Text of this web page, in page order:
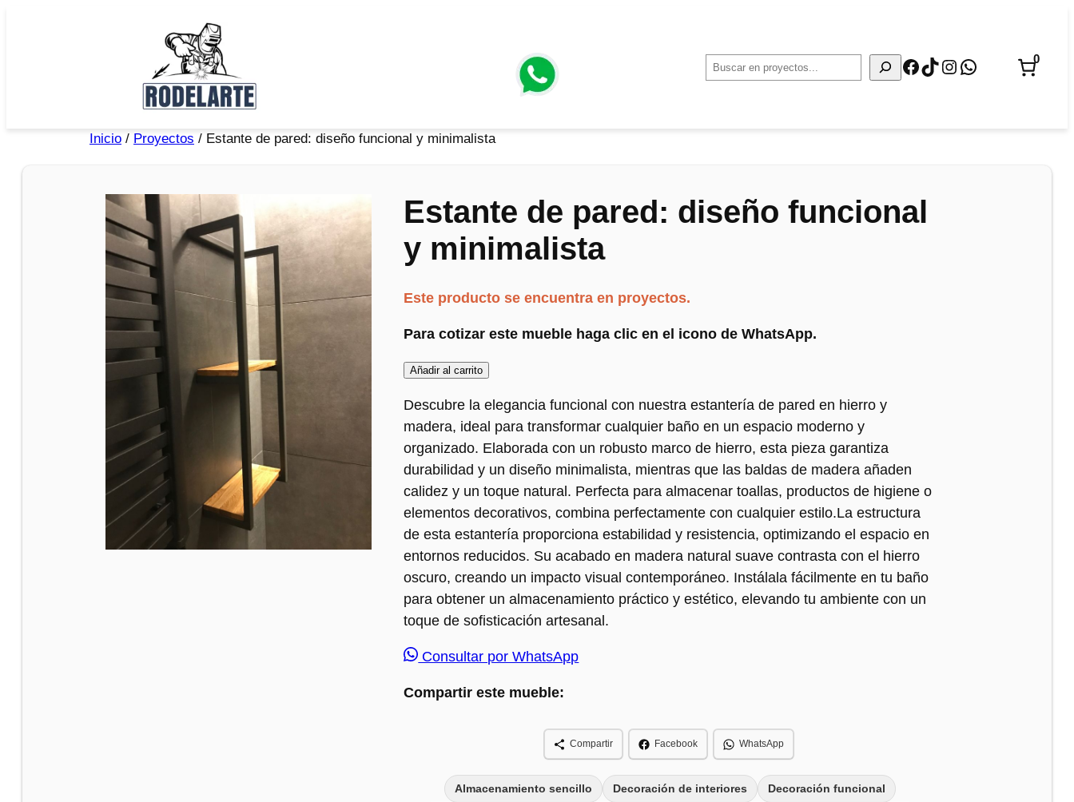
Facebook
TikTok
Instagram
WhatsApp
0
Inicio / Proyectos / Estante de pared: diseño funcional y minimalista
Estante de pared: diseño funcional
y minimalista
Este producto se encuentra en proyectos.
Para cotizar este mueble haga clic en el icono de WhatsApp.
Añadir al carrito
Descubre la elegancia funcional con nuestra estantería de pared en hierro y
madera, ideal para transformar cualquier baño en un espacio moderno y
organizado. Elaborada con un robusto marco de hierro, esta pieza garantiza
durabilidad y un diseño minimalista, mientras que las baldas de madera añaden
calidez y un toque natural. Perfecta para almacenar toallas, productos de higiene o
elementos decorativos, combina perfectamente con cualquier estilo.La estructura
de esta estantería proporciona estabilidad y resistencia, optimizando el espacio en
entornos reducidos. Su acabado en madera natural suave contrasta con el hierro
oscuro, creando un impacto visual contemporáneo. Instálala fácilmente en tu baño
para obtener un almacenamiento práctico y estético, elevando tu ambiente con un
toque de sofisticación artesanal.
Consultar por WhatsApp
Compartir este mueble:
Compartir Facebook WhatsApp
Almacenamiento sencillo Decoración de interiores Decoración funcional